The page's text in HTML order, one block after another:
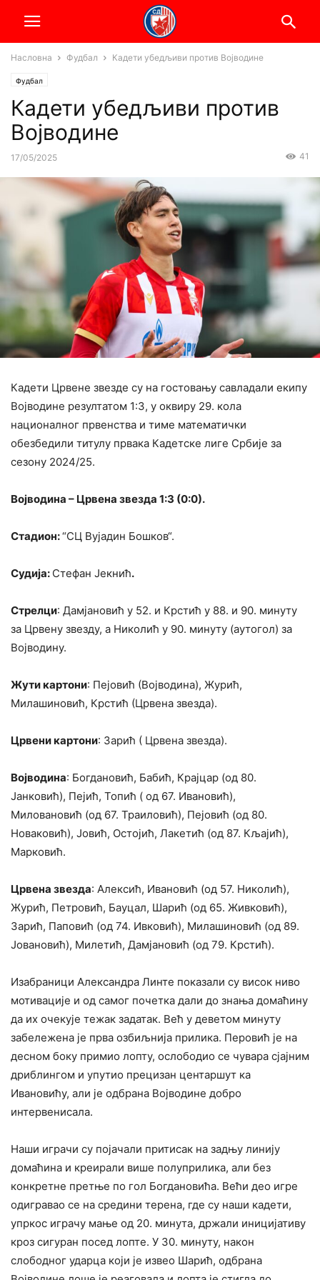
Насловна Фудбал Кадети убедљиви против Војводине
Фудбал
Кадети убедљиви против
Војводине
17/05/2025 41
Кадети Црвене звезде су на гостовању савладали екипу
Војводине резултатом 1:3, у оквиру 29. кола
националног првенства и тиме математички
обезбедили титулу првака Кадетске лиге Србије за
сезону 2024/25.
Војводина – Црвена звезда 1:3 (0:0).
Стадион:“СЦ Вујадин Бошков“.
Судија: Стефан Јекнић.
Стрелци: Дамјановић у 52. и Крстић у 88. и 90. минуту
за Црвену звезду, а Николић у 90. минуту (аутогол) за
Војводину.
Жути картони: Пејовић (Војводина), Журић,
Милашиновић, Крстић (Црвена звезда).
Црвени картони: Зарић ( Црвена звезда).
Војводина: Богдановић, Бабић, Крајцар (од 80.
Јанковић), Пејић, Топић ( од 67. Ивановић),
Миловановић (од 67. Траиловић), Пејовић (од 80.
Новаковић), Јовић, Остојић, Лакетић (од 87. Кљајић),
Марковић.
Црвена звезда: Алексић, Ивановић (од 57. Николић),
Журић, Петровић, Бауцал, Шарић (од 65. Живковић),
Зарић, Паповић (од 74. Ивковић), Милашиновић (од 89.
Јовановић), Милетић, Дамјановић (од 79. Крстић).
Изабраници Александра Линте показали су висок ниво
мотивације и од самог почетка дали до знања домаћину
да их очекује тежак задатак. Већ у деветом минуту
забележена је прва озбиљнија прилика. Перовић је на
десном боку примио лопту, ослободио се чувара сјајним
дриблингом и упутио прецизан центаршут ка
Ивановићу, али је одбрана Војводине добро
интервенисала.
Наши играчи су појачали притисак на задњу линију
домаћина и креирали више полуприлика, али без
конкретне претње по гол Богдановића. Већи део игре
одигравао се на средини терена, где су наши кадети,
упркос играчу мање од 20. минута, држали иницијативу
кроз сигуран посед лопте. У 30. минуту, након
слободног ударца који је извео Шарић, одбрана